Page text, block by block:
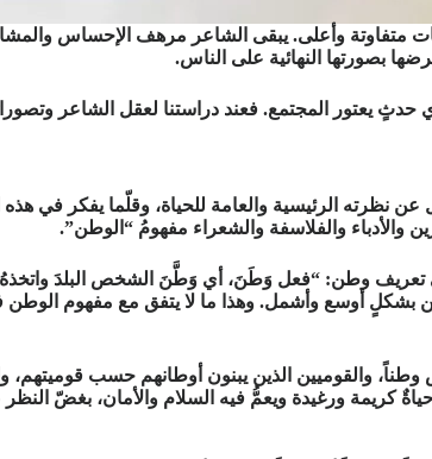
متفاوتة وأعلى. يبقى الشاعر مرهف الإحساس
بصورتها النهائية على الناس.
حدثٍ يعتور المجتمع. فعند دراستنا لعقل الشاعر
نظرته الرئيسية والعامة للحياة، وقلّما يفكر في
والأدباء والفلاسفة والشعراء مفهومُ “الوطن”.
تعريف وطن: “فعل وَطَنَ، أي وَطَّنَ الشخص البلدَ واتخذهُ
وطناً، والقوميين الذين يبنون أوطانهم حسب قوميتهم،
حياةٌ كريمة ورغيدة ويعمُّ فيه السلام والأمان، بغضّ